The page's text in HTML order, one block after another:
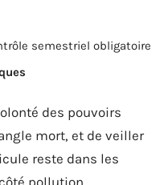
semestriel obligatoire
des pouvoirs
mort, et de veiller
reste dans les
pollution.